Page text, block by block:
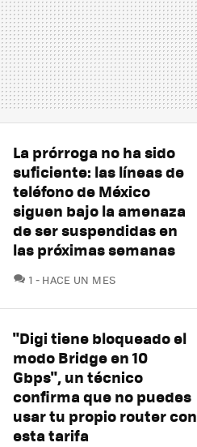
La prórroga no ha sido
suficiente: las líneas de
teléfono de México
siguen bajo la amenaza
de ser suspendidas en
las próximas semanas
1 COMENTARIOS
HACE UN MES
"Digi tiene bloqueado el
modo Bridge en 10
Gbps", un técnico
confirma que no puedes
usar tu propio router con
esta tarifa